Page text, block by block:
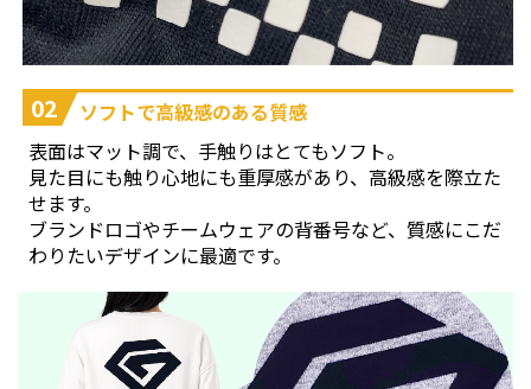
02
ソフトで高級感のある質感
表面はマット調で、手触りはとてもソフト。
見た目にも触り心地にも重厚感があり、高級感を際立た
せます。
ブランドロゴやチームウェアの背番号など、質感にこだ
わりたいデザインに最適です。